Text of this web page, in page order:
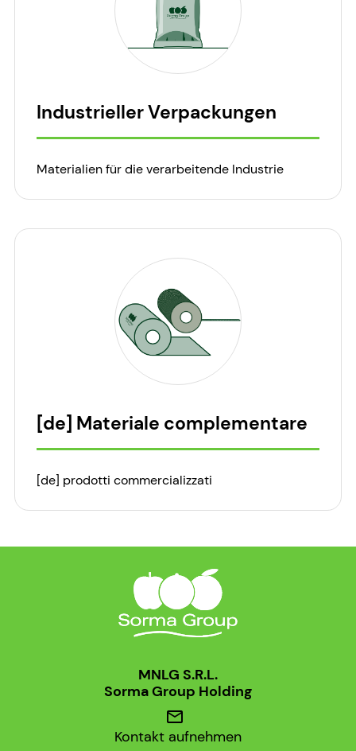
Industrieller Verpackungen
Materialien für die verarbeitende Industrie
[de] Materiale complementare
[de] prodotti commercializzati
MNLG S.R.L.
Sorma Group Holding
mail
Kontakt aufnehmen